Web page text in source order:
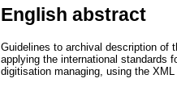
English abstract
Guidelines to archival description of
applying the international standards
digitisation managing, using the XML